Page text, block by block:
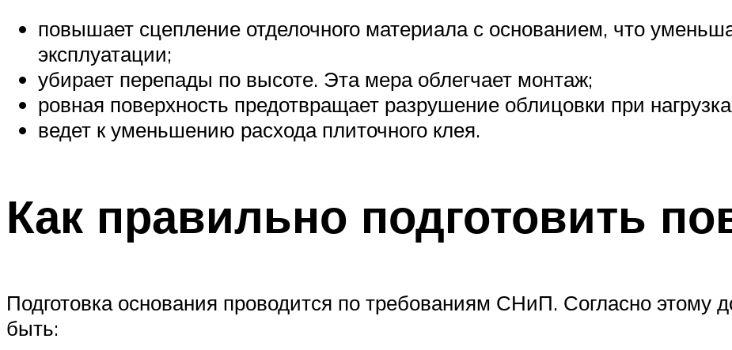
повышает сцепление отделочного материала с основанием, что
эксплуатации;
убирает перепады по высоте. Эта мера облегчает монтаж;
ровная поверхность предотвращает разрушение облицовки при
ведет к уменьшению расхода плиточного клея.
Как правильно подготовить
Подготовка основания проводится по требованиям СНиП. Согласно этому
быть: